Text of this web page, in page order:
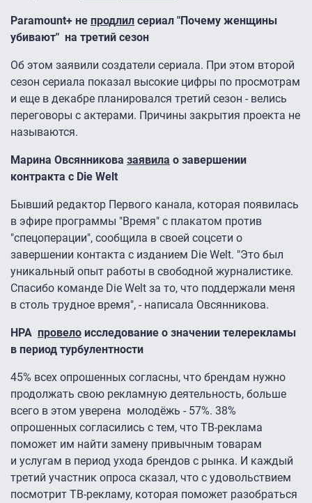
Paramount+ не продлил сериал "Почему женщины
убивают" на третий сезон
Об этом заявили создатели сериала. При этом второй
сезон сериала показал высокие цифры по просмотрам
и еще в декабре планировался третий сезон - велись
переговоры с актерами. Причины закрытия проекта не
называются.
Марина Овсянникова заявила о завершении
контракта с Die Welt
Бывший редактор Первого канала, которая появилась
в эфире программы "Время" с плакатом против
"спецоперации", сообщила в своей соцсети о
завершении контакта с изданием Die Welt. "Это был
уникальный опыт работы в свободной журналистике.
Спасибо команде Die Welt за то, что поддержали меня
в столь трудное время", - написала Овсянникова.
НРА провело исследование о значении телерекламы
в период турбулентности
45% всех опрошенных согласны, что брендам нужно
продолжать свою рекламную деятельность, больше
всего в этом уверена молодёжь - 57%. 38%
опрошенных согласились с тем, что ТВ-реклама
поможет им найти замену привычным товарам
и услугам в период ухода брендов с рынка. И каждый
третий участник опроса сказал, что с удовольствием
посмотрит ТВ-рекламу, которая поможет разобраться